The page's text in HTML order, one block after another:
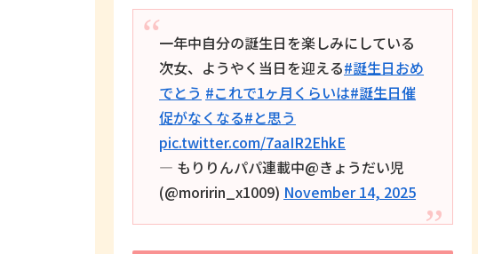
一年中自分の誕生日を楽しみにしている
次女、ようやく当日を迎える#誕生日おめ
でとう #これで1ヶ月くらいは#誕生日催
促がなくなる#と思う
pic.twitter.com/7aaIR2EhkE
— もりりんパパ連載中@きょうだい児
(@moririn_x1009) November 14, 2025